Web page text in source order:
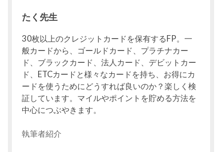
たく先生
30枚以上のクレジットカードを保有するFP。一
般カードから、ゴールドカード、プラチナカー
ド、ブラックカード、法人カード、デビットカー
ド、ETCカードと様々なカードを持ち、お得にカ
ードを使うためにどうすれば良いのか？楽しく検
証しています。マイルやポイントを貯める方法を
中心につぶやきます。
執筆者紹介